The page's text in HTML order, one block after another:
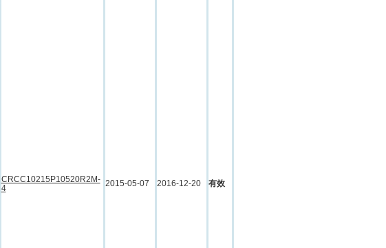
CRCC10215P10520R2M-
4
2015-05-07 2016-12-20 有效